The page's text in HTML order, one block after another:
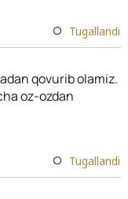
Tugallandi
qovurib olamiz.
oz-ozdan
Tugallandi